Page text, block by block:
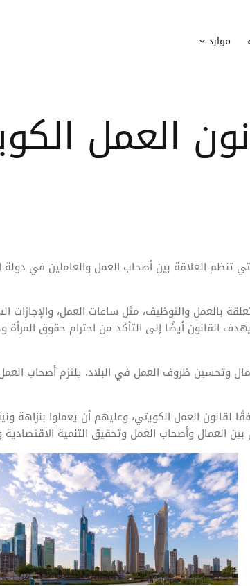
موارد
العمل
تنظم العلاقة بين أصحاب العمل والعاملين في دولة
والتوظيف، مثل ساعات العمل، والإجازات
القانون أيضًا إلى التأكد من احترام حقوق
ظروف العمل في البلاد. يلتزم أصحاب العمل
لقانون العمل الكويتي، وعليهم أن يعملوا
العمال وأصحاب العمل وتحقيق التنمية
التوظيف الخاصة بك
لمسارات تدريب موظفيك
تتبع التدخلات
تحويل طلبات تدخلات